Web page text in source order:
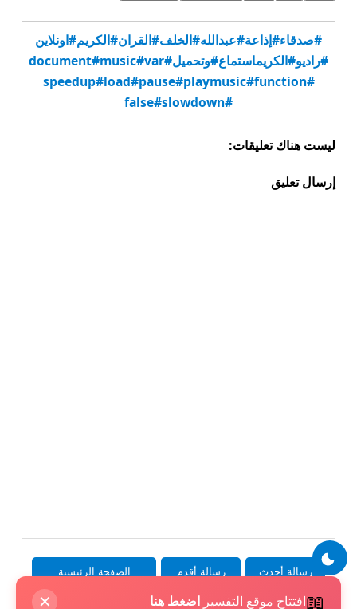
📖افتتاح موقع التفسير اضغط هنا ✕
#صدقاء#إذاعة#عبدالله#الخلف#القران#الكريم#اونلاين
#راديو#الكريماستماع#وتحميل#var
#music
#document
#function
#playmusic
#pause
#load
#speedup
#slowdown
#false
ليست هناك تعليقات:
إرسال تعليق
رسالة أحدث رسالة أقدم الصفحة الرئيسية